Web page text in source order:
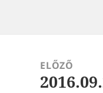
navigációELŐZŐ
Korábbi